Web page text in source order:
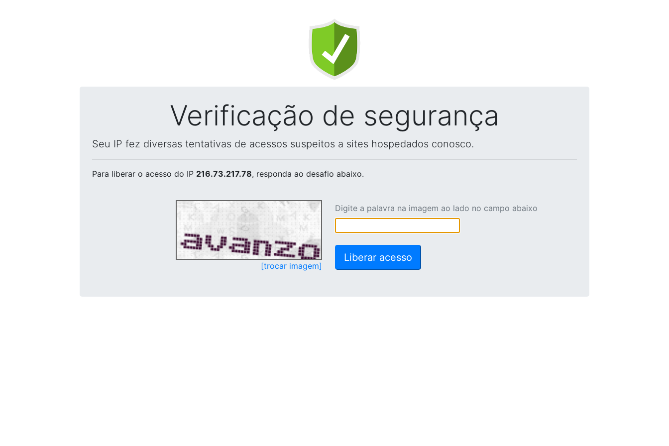
Verificação de segurança
Seu IP fez diversas tentativas de acessos suspeitos a sites hospedados conosco.
Para liberar o acesso do IP 216.73.217.78, responda ao desafio abaixo.
[trocar imagem]
Digite a palavra na imagem ao lado no campo abaixo